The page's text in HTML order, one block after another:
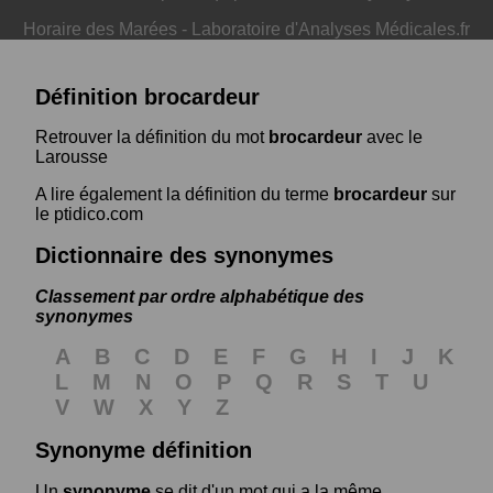
Horaire des Marées - Laboratoire d'Analyses Médicales.fr
Définition brocardeur
Retrouver la définition du mot brocardeur avec le
Larousse
A lire également la définition du terme brocardeur sur
le ptidico.com
Dictionnaire des synonymes
Classement par ordre alphabétique des
synonymes
A B C D E F G H I J
K
L
M N O P Q R S T
U
V
W X Y
Z
Synonyme définition